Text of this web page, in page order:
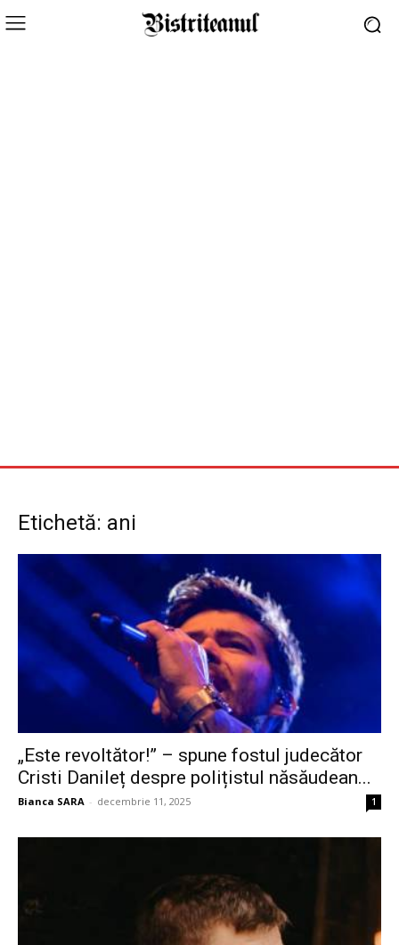
Etichetă: ani
„Este revoltător!” – spune fostul judecător
Cristi Danileț despre polițistul năsăudean...
Bianca SARA - decembrie 11, 2025 1